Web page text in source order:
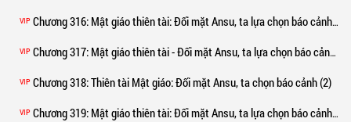
VIP Chương 316: Mật giáo thiên tài: Đối mặt Ansu, ta lựa chọn báo cảnh (1)
VIP Chương 317: Mật giáo thiên tài - Đối mặt Ansu, ta lựa chọn báo cảnh **
VIP Chương 318: Thiên tài Mật giáo: Đối mặt Ansu, ta chọn báo cảnh (2)
VIP Chương 319: Mật giáo thiên tài: Đối mặt Ansu, ta lựa chọn báo cảnh (2)